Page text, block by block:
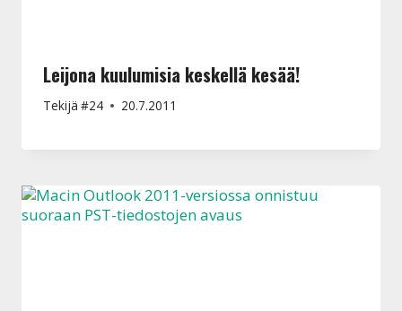
Leijona kuulumisia keskellä kesää!
Tekijä #24 20.7.2011